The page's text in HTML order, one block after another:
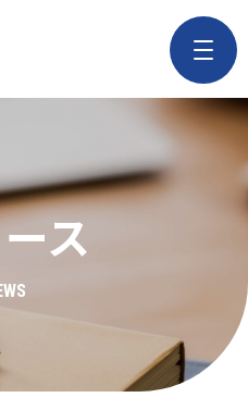
ス